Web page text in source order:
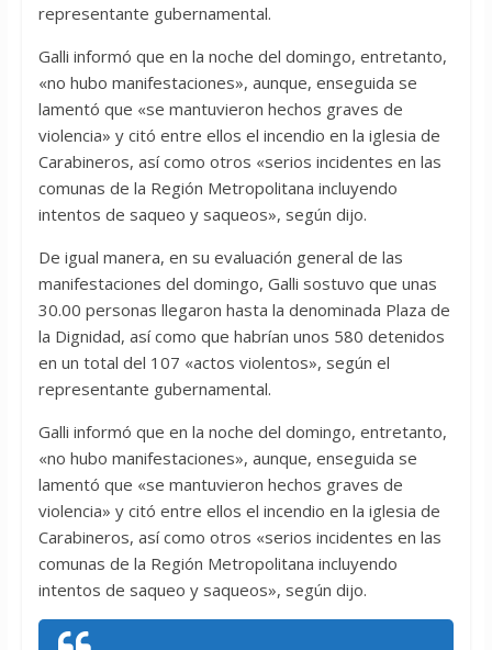
representante gubernamental.
Galli informó que en la noche del domingo, entretanto,
«no hubo manifestaciones», aunque, enseguida se
lamentó que «se mantuvieron hechos graves de
violencia» y citó entre ellos el incendio en la iglesia de
Carabineros, así como otros «serios incidentes en las
comunas de la Región Metropolitana incluyendo
intentos de saqueo y saqueos», según dijo.
De igual manera, en su evaluación general de las
manifestaciones del domingo, Galli sostuvo que unas
30.00 personas llegaron hasta la denominada Plaza de
la Dignidad, así como que habrían unos 580 detenidos
en un total del 107 «actos violentos», según el
representante gubernamental.
Galli informó que en la noche del domingo, entretanto,
«no hubo manifestaciones», aunque, enseguida se
lamentó que «se mantuvieron hechos graves de
violencia» y citó entre ellos el incendio en la iglesia de
Carabineros, así como otros «serios incidentes en las
comunas de la Región Metropolitana incluyendo
intentos de saqueo y saqueos», según dijo.